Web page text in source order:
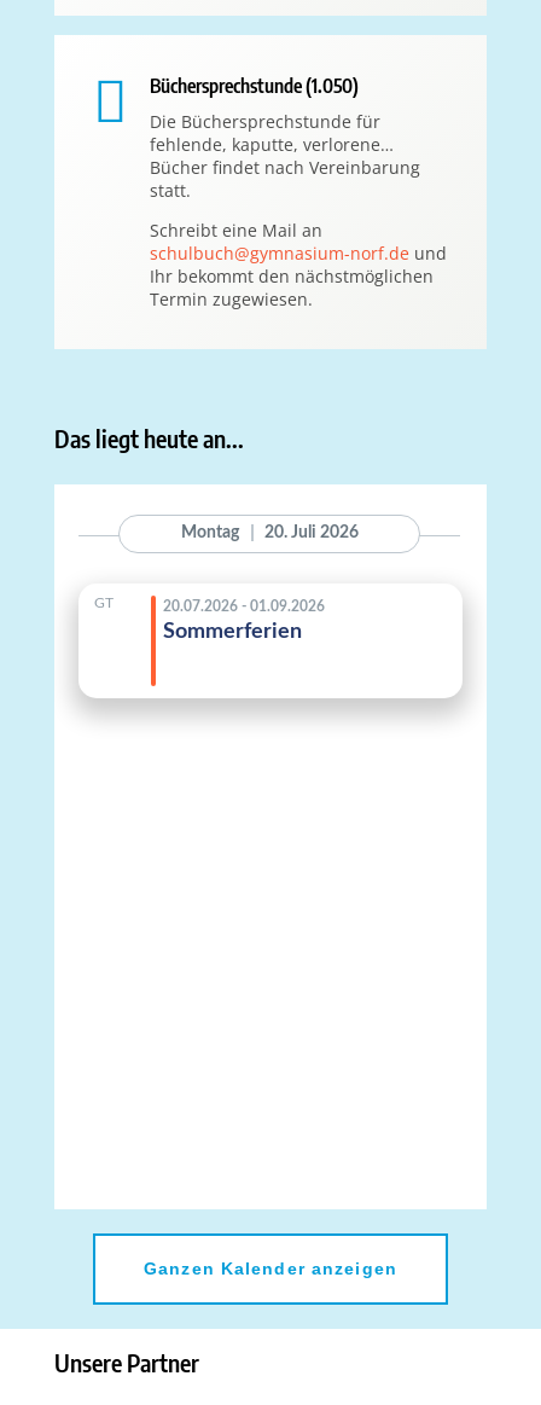
 Büchersprechstunde (1.050)
Die Büchersprechstunde für
fehlende, kaputte, verlorene…
Bücher findet nach Vereinbarung
statt.
Schreibt eine Mail an
schulbuch@gymnasium-norf.deund
Ihr bekommt den nächstmöglichen
Termin zugewiesen.
Das liegt heute an...
Ganzen Kalender anzeigen
Unsere Partner